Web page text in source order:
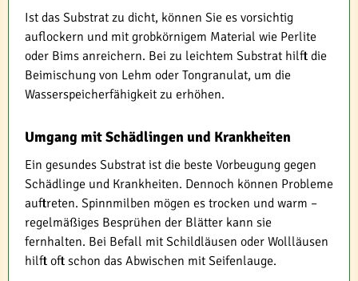
Ist das Substrat zu dicht, können Sie es vorsichtig
auflockern und mit grobkörnigem Material wie Perlite
oder Bims anreichern. Bei zu leichtem Substrat hilft die
Beimischung von Lehm oder Tongranulat, um die
Wasserspeicherfähigkeit zu erhöhen.
Umgang mit Schädlingen und Krankheiten
Ein gesundes Substrat ist die beste Vorbeugung gegen
Schädlinge und Krankheiten. Dennoch können Probleme
auftreten. Spinnmilben mögen es trocken und warm –
regelmäßiges Besprühen der Blätter kann sie
fernhalten. Bei Befall mit Schildläusen oder Wollläusen
hilft oft schon das Abwischen mit Seifenlauge.